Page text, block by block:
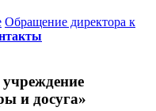
Обращение директора к
и досуга»